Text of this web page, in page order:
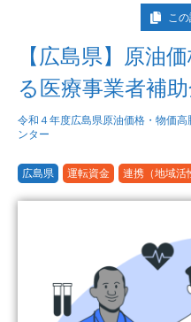
こ
【広島県】原油
る医療事業者補
令和４年度広島県原油価格・物価
ンター
広島県 運転資金 連携（地域活